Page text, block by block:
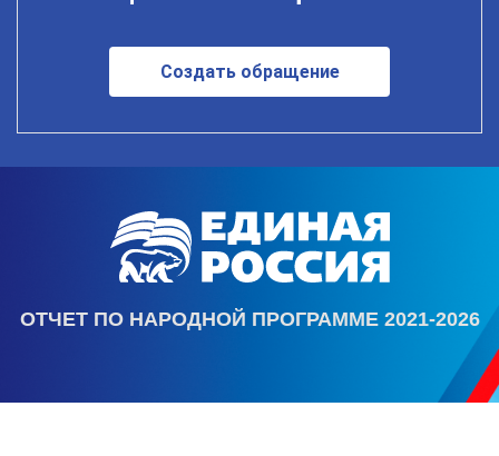
Создать обращение
ОТЧЕТ ПО НАРОДНОЙ ПРОГРАММЕ 2021-2026